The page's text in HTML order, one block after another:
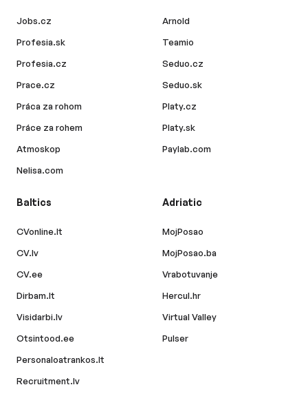
Jobs.cz
Profesia.sk
Profesia.cz
Prace.cz
Práca za rohom
Práce za rohem
Atmoskop
Nelisa.com
Arnold
Teamio
Seduo.cz
Seduo.sk
Platy.cz
Platy.sk
Paylab.com
Baltics
CVonline.lt
CV.lv
CV.ee
Dirbam.lt
Visidarbi.lv
Otsintood.ee
Personaloatrankos.lt
Recruitment.lv
Adriatic
MojPosao
MojPosao.ba
Vrabotuvanje
Hercul.hr
Virtual Valley
Pulser